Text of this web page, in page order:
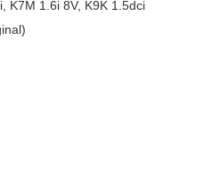
K7M 1.6i 8V, K9K 1.5dci